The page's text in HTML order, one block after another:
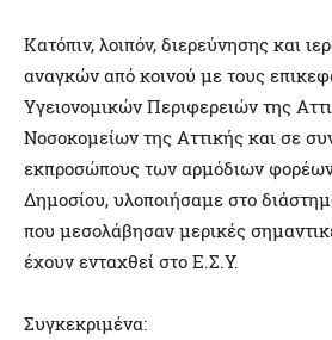
Κατόπιν, λοιπόν, διερεύνησης και
αναγκών από κοινού με τους
Υγειονομικών Περιφερειών της
Νοσοκομείων της Αττικής και σε
εκπροσώπους των αρμόδιων
Δημοσίου, υλοποιήσαμε στο
που μεσολάβησαν μερικές
έχουν ενταχθεί στο Ε.Σ.Υ.
Συγκεκριμένα: